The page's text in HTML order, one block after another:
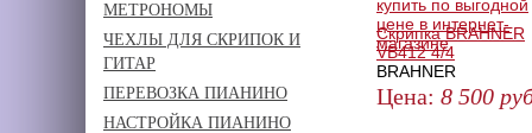
Скрипка BRAHNER
VB412 4/4
BRAHNER
Цена: 8 500
МЕТРОНОМЫ
ЧЕХЛЫ ДЛЯ СКРИПОК И
ГИТАР
ПЕРЕВОЗКА ПИАНИНО
НАСТРОЙКА ПИАНИНО